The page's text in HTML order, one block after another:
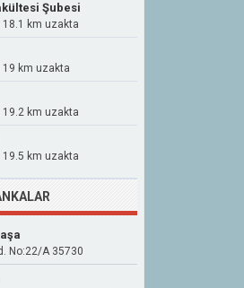
Şubesi
18.1 km uzakta
19 km uzakta
19.2 km uzakta
19.5 km uzakta
No:22/A 35730